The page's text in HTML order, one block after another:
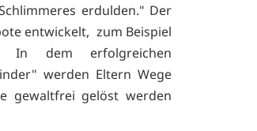
erdulden." Der
entwickelt, zum Beispiel
In dem erfolgreichen
werden Eltern Wege
gewaltfrei gelöst werden